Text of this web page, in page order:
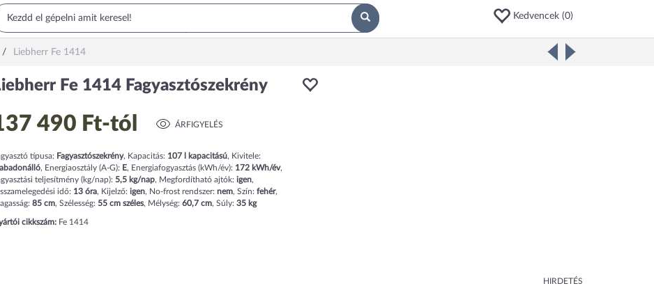
Kedvencek (0)
Liebherr Fe 1414
Fe 1414 Fagyasztószekrény
490 Ft-tól ÁRFIGYELÉS
típusa: Fagyasztószekrény, Kapacitás: 107 kapacitású, Kivitele:
, Energiaosztály (A-G): E, Energiafogyasztás (kWh/év): 172 kWh/év,
teljesítmény (kg/nap): 5,5 kg/nap, Megfordítható ajtók: igen,
idő: 13 óra, Kijelző: igen, No-frost rendszer: nem, Szín: fehér,
85 cm, Szélesség: 55 cmszéles, Mélység: 60,7 cm, Súly: 35 kg
cikkszám:Fe 1414
HIRDETÉS